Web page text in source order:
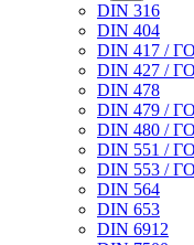
DIN 316
DIN 404
DIN 417 /
DIN 427 /
DIN 478
DIN 479 /
DIN 480 /
DIN 551 /
DIN 553 /
DIN 564
DIN 653
DIN 6912